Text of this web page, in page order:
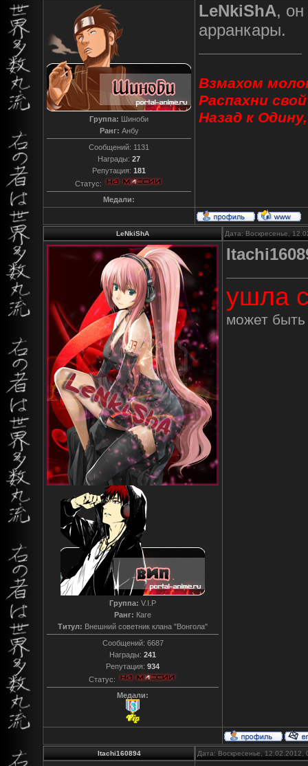
Группа: Шиноби
Ранг: Анбу
Сообщений: 1131
Награды: 27
Репутация: 181
Статус:
Медали:
LeNkiShA,
арранкары.
Взмахом
Распахни
Назад к
LeNkiShA Дата: Воскресенье,
Группа: V.I.P
Ранг: Каге
Титул: Внешний советник клана "Вонгола"
Сообщений: 6687
Награды: 241
Репутация: 934
Статус:
Медали:
ушла
может быть
Itachi160894 Дата: Воскресенье,